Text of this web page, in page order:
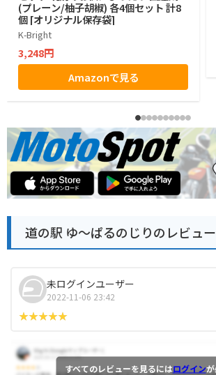
(プレーン/柚子胡椒) 各4個セット 計8
個 [オリジナル保存袋]
K-Bright
3,248円
Amazonで見る
道の駅 ゆ～ぱるのじりのレビュー
未ログインユーザー
2022-11-06 23:42
すべてのレビューを見るにはログイン